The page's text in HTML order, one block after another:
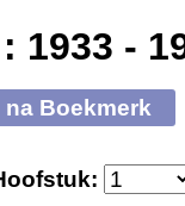
-
na Boekmerk